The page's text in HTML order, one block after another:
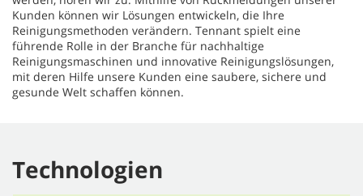
Kunden können wir Lösungen entwickeln, die Ihre
Reinigungsmethoden verändern. Tennant spielt eine
führende Rolle in der Branche für nachhaltige
Reinigungsmaschinen und innovative Reinigungslösungen,
mit deren Hilfe unsere Kunden eine saubere, sichere und
gesunde Welt schaffen können.
Technologien